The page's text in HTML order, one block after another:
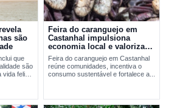
são
que
são
feliz
Feira do caranguejo em
Castanhal impulsiona
economia local e valoriza
manejo sustentável
Feira do caranguejo em Castanhal
reúne comunidades, incentiva o
consumo sustentável e fortalece a...